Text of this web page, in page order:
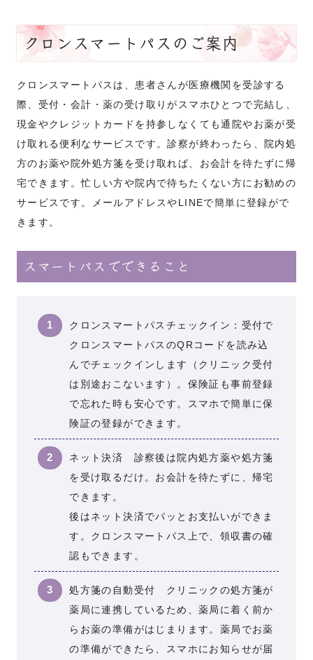
クロンスマートパスのご案内
クロンスマートパスは、患者さんが医療機関を受診する
際、受付・会計・薬の受け取りがスマホひとつで完結し、
現金やクレジットカードを持参しなくても通院やお薬が受
け取れる便利なサービスです。診察が終わったら、院内処
方のお薬や院外処方箋を受け取れば、お会計を待たずに帰
宅できます。忙しい方や院内で待ちたくない方にお勧めの
サービスです。メールアドレスやLINEで簡単に登録がで
きます。
スマートパスでできること
クロンスマートパスチェックイン：受付で
クロンスマートパスのQRコードを読み込
んでチェックインします（クリニック受付
は別途おこないます）。保険証も事前登録
で忘れた時も安心です。スマホで簡単に保
険証の登録ができます。
ネット決済 診察後は院内処方薬や処方箋
を受け取るだけ。お会計を待たずに、帰宅
できます。
後はネット決済でパッとお支払いができま
す。クロンスマートパス上で、領収書の確
認もできます。
処方箋の自動受付 クリニックの処方箋が
薬局に連携しているため、薬局に着く前か
らお薬の準備がはじまります。薬局でお薬
の準備ができたら、スマホにお知らせが届